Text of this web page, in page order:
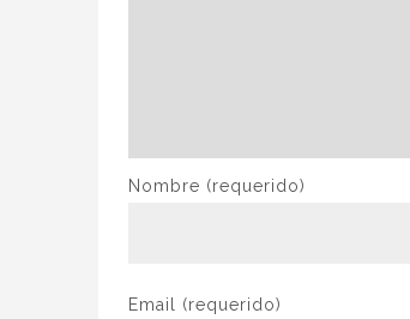
Nombre (requerido)
Email (requerido)